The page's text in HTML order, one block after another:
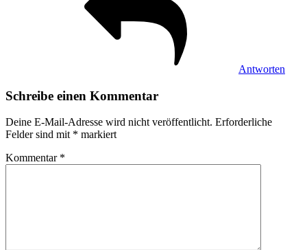
Antworten
Schreibe einen Kommentar
Deine E-Mail-Adresse wird nicht veröffentlicht. Erforderliche
Felder sind mit * markiert
Kommentar *